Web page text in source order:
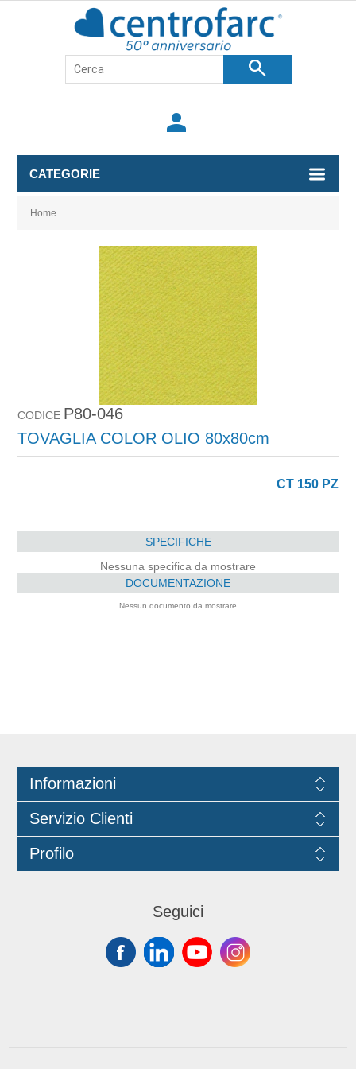
search
person
CATEGORIE
Home
CODICE P80-046
TOVAGLIA COLOR OLIO 80x80cm
CT 150 PZ
SPECIFICHE
Nessuna specifica da mostrare
DOCUMENTAZIONE
Nessun documento da mostrare
Informazioni
Servizio Clienti
Profilo
Seguici